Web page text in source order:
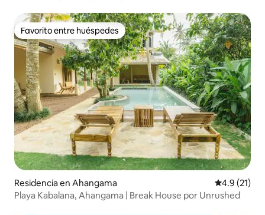
Favorito entre huéspedes
Favorito entre huéspedes
Residencia en Ahangama Calificación
4.9 (21)
Playa Kabalana, Ahangama | Break House por Unrushed